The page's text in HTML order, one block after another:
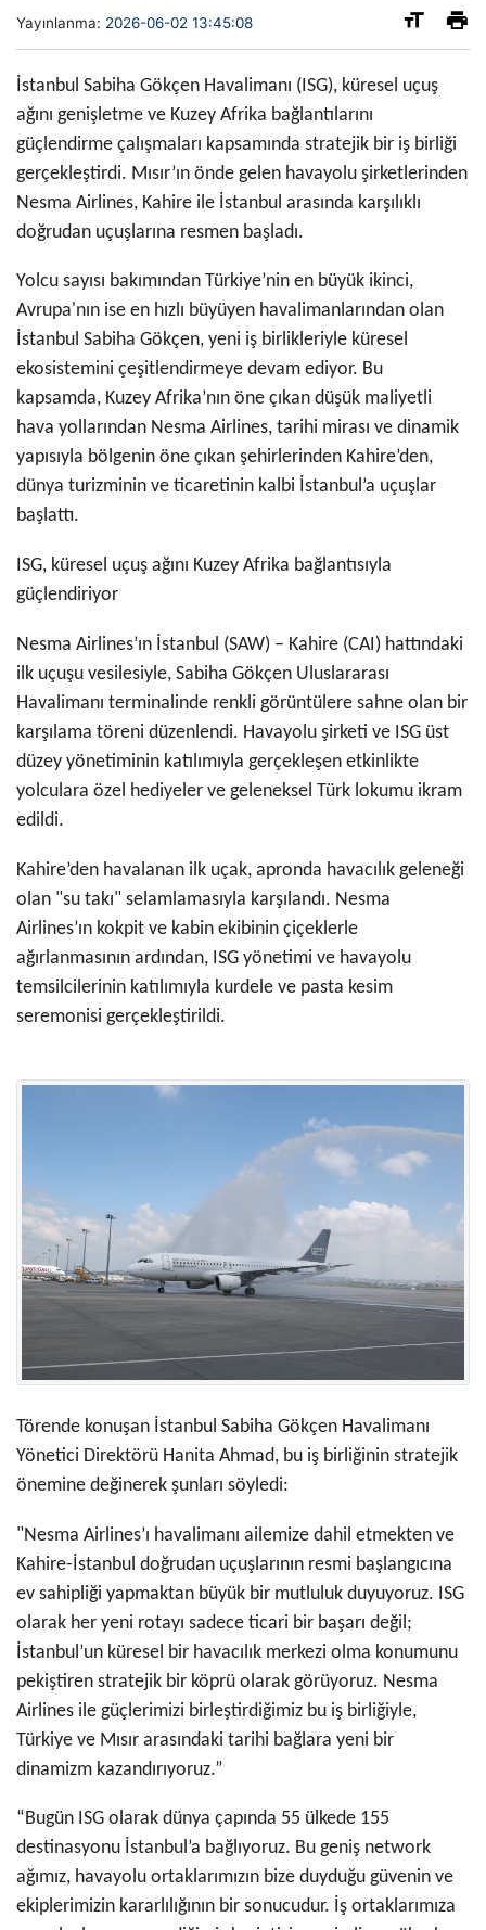
Yayınlanma: 2026-06-02 13:45:08
İstanbul Sabiha Gökçen Havalimanı (ISG), küresel uçuş
ağını genişletme ve Kuzey Afrika bağlantılarını
güçlendirme çalışmaları kapsamında stratejik bir iş birliği
gerçekleştirdi. Mısır’ın önde gelen havayolu şirketlerinden
Nesma Airlines, Kahire ile İstanbul arasında karşılıklı
doğrudan uçuşlarına resmen başladı.
Yolcu sayısı bakımından Türkiye’nin en büyük ikinci,
Avrupa'nın ise en hızlı büyüyen havalimanlarından olan
İstanbul Sabiha Gökçen, yeni iş birlikleriyle küresel
ekosistemini çeşitlendirmeye devam ediyor. Bu
kapsamda, Kuzey Afrika’nın öne çıkan düşük maliyetli
hava yollarından Nesma Airlines, tarihi mirası ve dinamik
yapısıyla bölgenin öne çıkan şehirlerinden Kahire’den,
dünya turizminin ve ticaretinin kalbi İstanbul’a uçuşlar
başlattı.
ISG, küresel uçuş ağını Kuzey Afrika bağlantısıyla
güçlendiriyor
Nesma Airlines’ın İstanbul (SAW) – Kahire (CAI) hattındaki
ilk uçuşu vesilesiyle, Sabiha Gökçen Uluslararası
Havalimanı terminalinde renkli görüntülere sahne olan bir
karşılama töreni düzenlendi. Havayolu şirketi ve ISG üst
düzey yönetiminin katılımıyla gerçekleşen etkinlikte
yolculara özel hediyeler ve geleneksel Türk lokumu ikram
edildi.
Kahire’den havalanan ilk uçak, apronda havacılık geleneği
olan "su takı" selamlamasıyla karşılandı. Nesma
Airlines’ın kokpit ve kabin ekibinin çiçeklerle
ağırlanmasının ardından, ISG yönetimi ve havayolu
temsilcilerinin katılımıyla kurdele ve pasta kesim
seremonisi gerçekleştirildi.
Törende konuşan İstanbul Sabiha Gökçen Havalimanı
Yönetici Direktörü Hanita Ahmad, bu iş birliğinin stratejik
önemine değinerek şunları söyledi:
"Nesma Airlines’ı havalimanı ailemize dahil etmekten ve
Kahire-İstanbul doğrudan uçuşlarının resmi başlangıcına
ev sahipliği yapmaktan büyük bir mutluluk duyuyoruz. ISG
olarak her yeni rotayı sadece ticari bir başarı değil;
İstanbul’un küresel bir havacılık merkezi olma konumunu
pekiştiren stratejik bir köprü olarak görüyoruz. Nesma
Airlines ile güçlerimizi birleştirdiğimiz bu iş birliğiyle,
Türkiye ve Mısır arasındaki tarihi bağlara yeni bir
dinamizm kazandırıyoruz.”
“Bugün ISG olarak dünya çapında 55 ülkede 155
destinasyonu İstanbul’a bağlıyoruz. Bu geniş network
ağımız, havayolu ortaklarımızın bize duyduğu güvenin ve
ekiplerimizin kararlılığının bir sonucudur. İş ortaklarımıza